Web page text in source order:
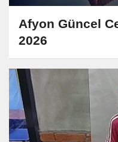
Afyon Güncel
2026